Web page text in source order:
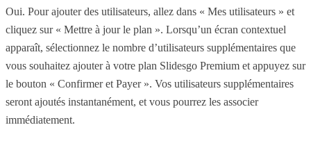
Oui. Pour ajouter des utilisateurs, allez dans « Mes utilisateurs » et
cliquez sur « Mettre à jour le plan ». Lorsqu’un écran contextuel
apparaît, sélectionnez le nombre d’utilisateurs supplémentaires que
vous souhaitez ajouter à votre plan Slidesgo Premium et appuyez sur
le bouton « Confirmer et Payer ». Vos utilisateurs supplémentaires
seront ajoutés instantanément, et vous pourrez les associer
immédiatement.